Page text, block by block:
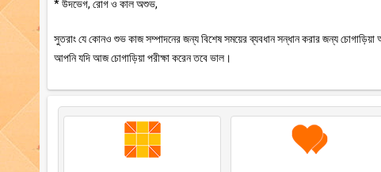
* উদভেগ, রোগ ও কাল অশুভ,
সুতরাং যে কোনও শুভ কাজ সম্পাদনের জন্য বিশেষ সময়ের ব্যবধান সন্ধান করার জন্য
আপনি যদি আজ চোগাড়িয়া পরীক্ষা করেন তবে ভাল।